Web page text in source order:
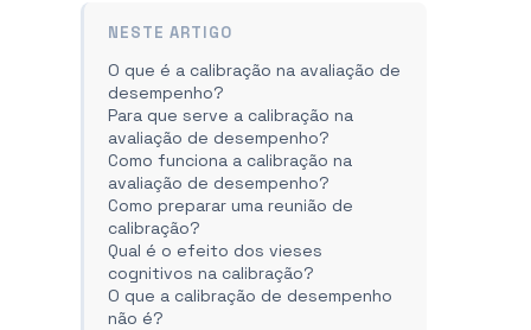
NESTE ARTIGO
O que é a calibração na avaliação de
desempenho?
Para que serve a calibração na
avaliação de desempenho?
Como funciona a calibração na
avaliação de desempenho?
Como preparar uma reunião de
calibração?
Qual é o efeito dos vieses
cognitivos na calibração?
O que a calibração de desempenho
não é?